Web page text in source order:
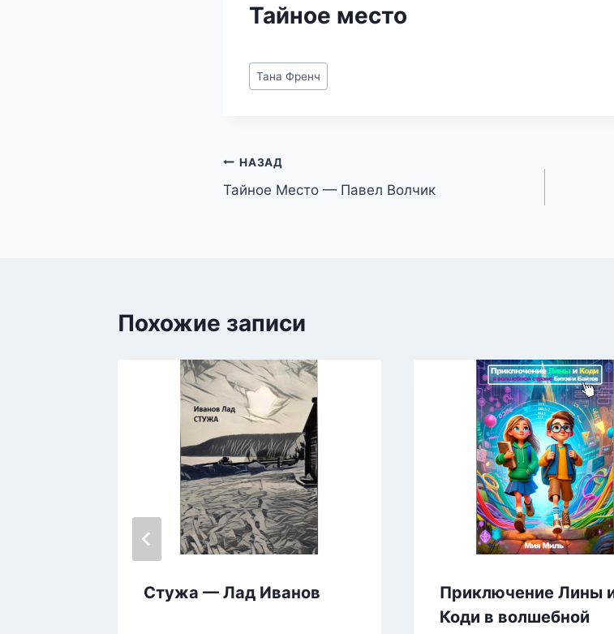
Тайное место
Метки
записи:
Тана Френч
Навигация
по
НАЗАД
Тайное Место — Павел Волчик
Похожие записи
Стужа — Лад Иванов
Приключение Лины
Коди в волшебной